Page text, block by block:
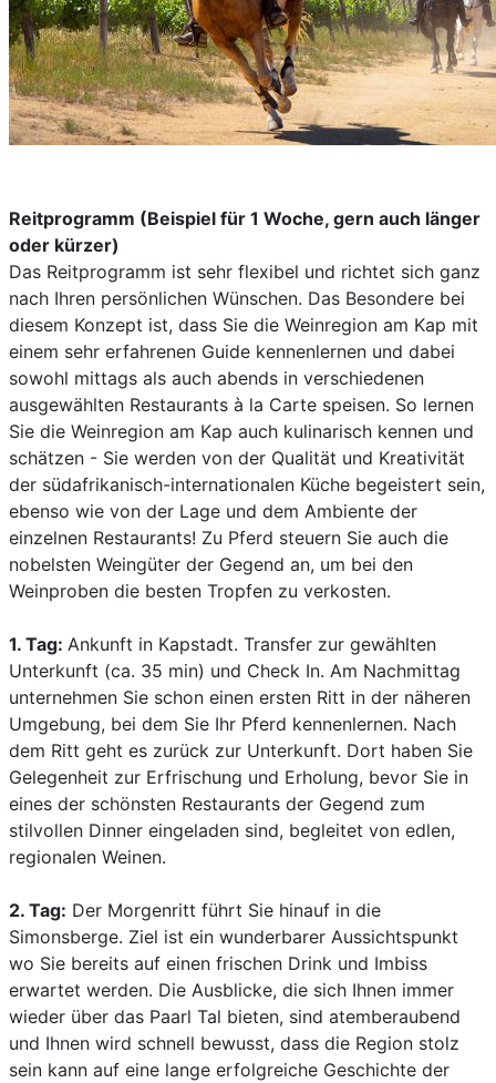
Reitprogramm (Beispiel für 1 Woche, gern auch länger
oder kürzer)
Das Reitprogramm ist sehr flexibel und richtet sich ganz
nach Ihren persönlichen Wünschen. Das Besondere bei
diesem Konzept ist, dass Sie die Weinregion am Kap mit
einem sehr erfahrenen Guide kennenlernen und dabei
sowohl mittags als auch abends in verschiedenen
ausgewählten Restaurants à la Carte speisen. So lernen
Sie die Weinregion am Kap auch kulinarisch kennen und
schätzen - Sie werden von der Qualität und Kreativität
der südafrikanisch-internationalen Küche begeistert sein,
ebenso wie von der Lage und dem Ambiente der
einzelnen Restaurants! Zu Pferd steuern Sie auch die
nobelsten Weingüter der Gegend an, um bei den
Weinproben die besten Tropfen zu verkosten.
1. Tag: Ankunft in Kapstadt. Transfer zur gewählten
Unterkunft (ca. 35 min) und Check In. Am Nachmittag
unternehmen Sie schon einen ersten Ritt in der näheren
Umgebung, bei dem Sie Ihr Pferd kennenlernen. Nach
dem Ritt geht es zurück zur Unterkunft. Dort haben Sie
Gelegenheit zur Erfrischung und Erholung, bevor Sie in
eines der schönsten Restaurants der Gegend zum
stilvollen Dinner eingeladen sind, begleitet von edlen,
regionalen Weinen.
2. Tag: Der Morgenritt führt Sie hinauf in die
Simonsberge. Ziel ist ein wunderbarer Aussichtspunkt
wo Sie bereits auf einen frischen Drink und Imbiss
erwartet werden. Die Ausblicke, die sich Ihnen immer
wieder über das Paarl Tal bieten, sind atemberaubend
und Ihnen wird schnell bewusst, dass die Region stolz
sein kann auf eine lange erfolgreiche Geschichte der